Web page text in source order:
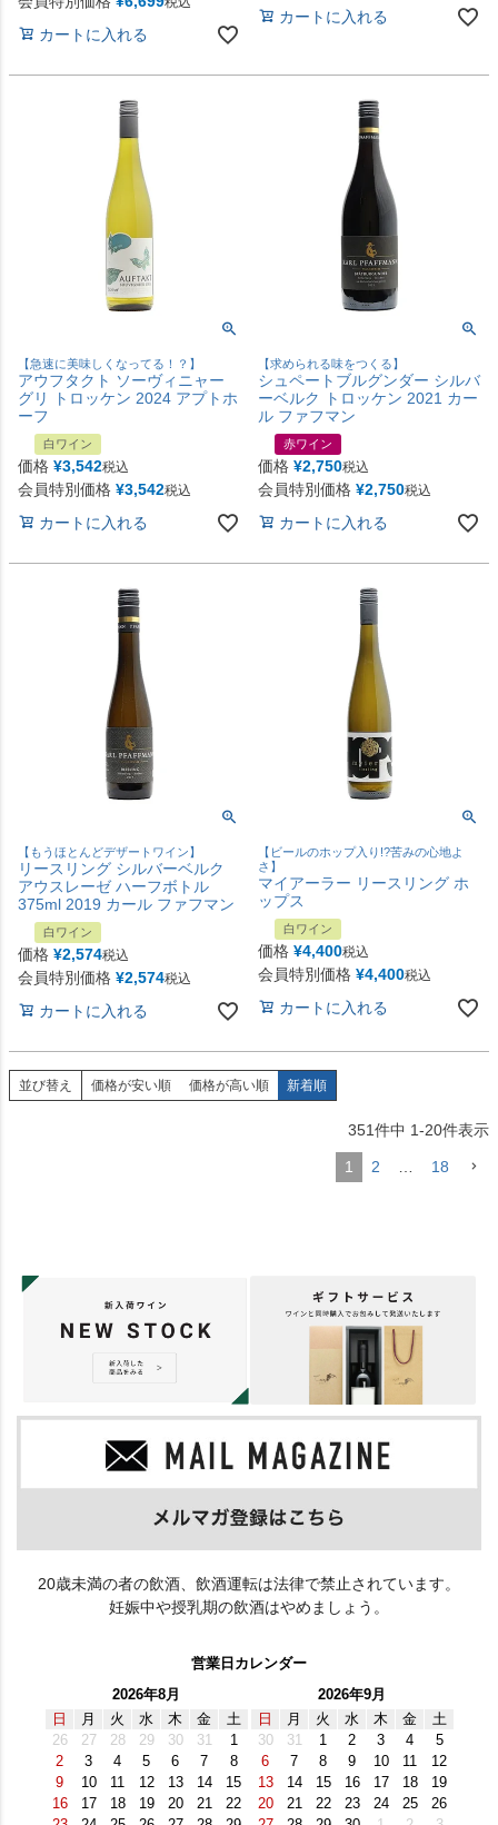
カートに入れる
カートに入れる
【急速に美味しくなってる！？】
アウフタクト ソーヴィニャー
グリ トロッケン 2024 アプトホ
ーフ
白ワイン
価格 ¥3,542税込
会員特別価格 ¥3,542税込
カートに入れる
【求められる味をつくる】
シュペートブルグンダー シルバ
ーベルク トロッケン 2021 カー
ル ファフマン
赤ワイン
価格 ¥2,750税込
会員特別価格 ¥2,750税込
カートに入れる
【もうほとんどデザートワイン】
リースリング シルバーベルク
アウスレーゼ ハーフボトル
375ml 2019 カール ファフマン
白ワイン
価格 ¥2,574税込
会員特別価格 ¥2,574税込
カートに入れる
【ビールのホップ入り!?苦みの心地よ
さ】
マイアーラー リースリング ホ
ップス
白ワイン
価格 ¥4,400税込
会員特別価格 ¥4,400税込
カートに入れる
並び替え 価格が安い順 価格が高い順 新着順
351件中 1-20件表示
1 2 18
20歳未満の者の飲酒、飲酒運転は法律で禁止されています。
妊娠中や授乳期の飲酒はやめましょう。
営業日カレンダー
2026年8月
日
月 火 水 木 金
土
26
27 28 29 30 31
1
2
3 4 5 6 7
8
9
10 11 12 13 14
15
16
17 18 19 20 21
22
2026年9月
日
月 火 水 木 金
土
30
31 1 2 3 4
5
6
7 8 9 10 11
12
13
14 15 16 17 18
19
20
21 22 23 24 25
26